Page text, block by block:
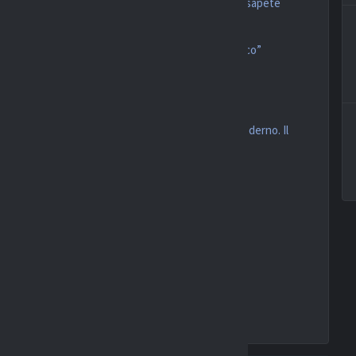
“Vanoli carico, non vedo l’ora di mettermi in gioco”
per l’attacco
la squadra e Italiano, da analizzare nel calcio moderno. Il
un rigore